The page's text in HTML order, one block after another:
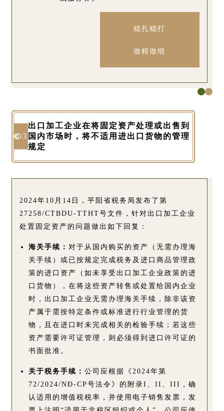
稳扎稳打
做精做细
03
出口加工企业在将固定资产处理或出售到
国内市场时，将不适用进出口货物的管理
规定
2024年10月14日，平阳省税务局发布了第
27258/CTBDU-TTHT号文件，针对出口加工企业
处置固定资产的问题做出如下回复：
海关手续： 对于从国内购买的资产（无需办理海
关手续）或已按规定完成税务及进口商品管理政
策的进口资产（如未享受出口加工企业政策的进
口货物），在将这些资产转售或处置给国内企业
时，出口加工企业无需办理海关手续，除非该资
产属于需按特定条件或标准进行行业管理的货
物，且在进口时未完成相关的检验手续；若这些
资产需要许可证管理，则必须得到进口许可证的
书面批准。
关于税务手续： 公司应根据《2024年第
72/2024/NĐ-CP号法令》的附录I、II、III，确
认适用的增值税税率，并使用电子销售发票，发